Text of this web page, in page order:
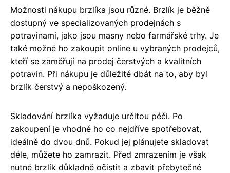
Možnosti nákupu brzlíka jsou různé. Brzlík je běžně
dostupný ve specializovaných prodejnách s
potravinami, jako jsou masny nebo farmářské trhy. Je
také možné ho zakoupit online u vybraných prodejců,
kteří se zaměřují na prodej čerstvých a kvalitních
potravin. Při nákupu je důležité dbát na to, aby byl
brzlík čerstvý a nepoškozený.
Skladování brzlíka vyžaduje určitou péči. Po
zakoupení je vhodné ho co nejdříve spotřebovat,
ideálně do dvou dnů. Pokud jej plánujete skladovat
déle, můžete ho zamrazit. Před zmrazením je však
nutné brzlík důkladně očistit a zbavit přebytečné